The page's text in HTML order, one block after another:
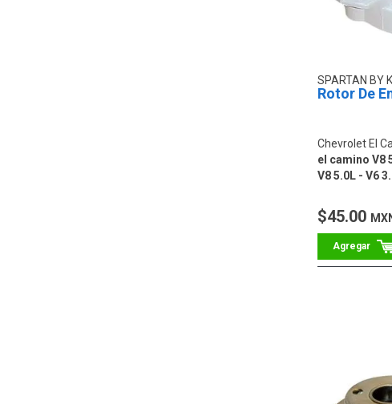
SPARTAN BY
Rotor De
Chevrolet El
el camino V8
V8 5.0L - V6
$45.00